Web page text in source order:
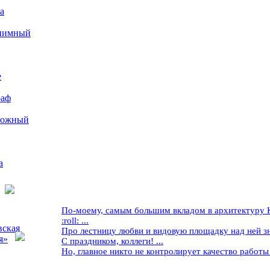
По-моему, самым большим вкладом в архитектуру
:roll: ...
Про лестницу любви и видовую площадку над ней
С праздником, коллеги! ...
Но, главное никто не контролирует качество